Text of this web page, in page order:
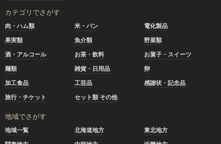
カテゴリでさがす
肉・ハム類 米・パン
電化製品
果実類
魚介類
野菜類
酒・アルコール
お茶・飲料
お菓子・スイーツ
麺類
雑貨・日用品
卵
加工食品
工芸品
感謝状・記念品
旅行・チケット
セット類 その他
地域でさがす
地域一覧 北海道地方
東北地方